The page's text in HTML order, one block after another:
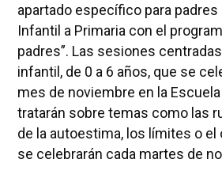
apartado específico para padres
Infantil a Primaria con el
padres”. Las sesiones
infantil, de 0 a 6 años, que se
mes de noviembre en la
tratarán sobre temas como las
de la autoestima, los límites o el
se celebrarán cada martes de